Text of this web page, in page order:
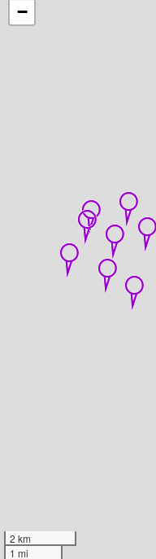
−
2 km
1 mi